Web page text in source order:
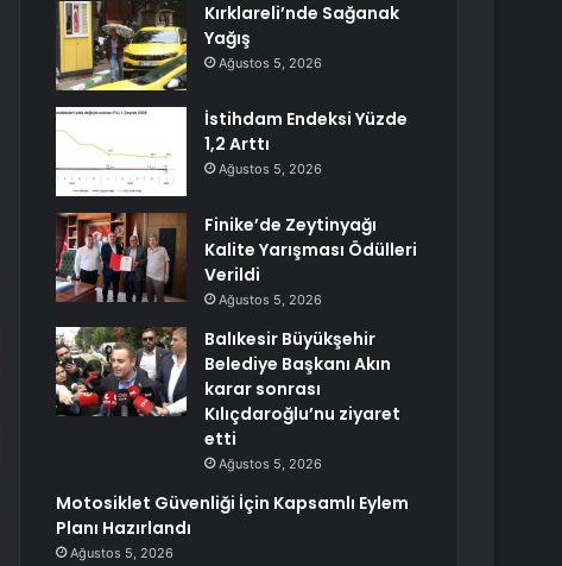
Kırklareli’nde Sağanak
Yağış
Ağustos 5, 2026
İstihdam Endeksi Yüzde
1,2 Arttı
Ağustos 5, 2026
Finike’de Zeytinyağı
Kalite Yarışması Ödülleri
Verildi
Ağustos 5, 2026
Balıkesir Büyükşehir
Belediye Başkanı Akın
karar sonrası
Kılıçdaroğlu’nu ziyaret
etti
Ağustos 5, 2026
Motosiklet Güvenliği İçin Kapsamlı Eylem
Planı Hazırlandı
Ağustos 5, 2026